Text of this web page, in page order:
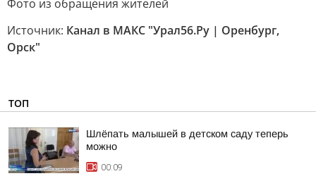
Фото из обращения жителей
Источник: Канал в МАКС "Урал56.Ру | Оренбург,
Орск"
ТОП
Шлёпать малышей в детском саду теперь
можно
00:09